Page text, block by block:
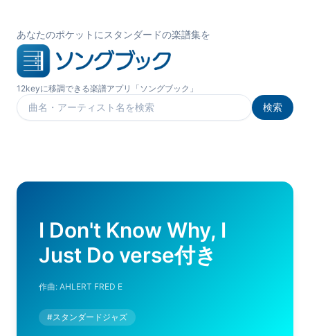
あなたのポケットにスタンダードの楽譜集を
12keyに移調できる楽譜アプリ「ソングブック」
楽曲を検索
検索
I Don't Know Why, I
Just Do verse付き
作曲: AHLERT FRED E
#スタンダードジャズ